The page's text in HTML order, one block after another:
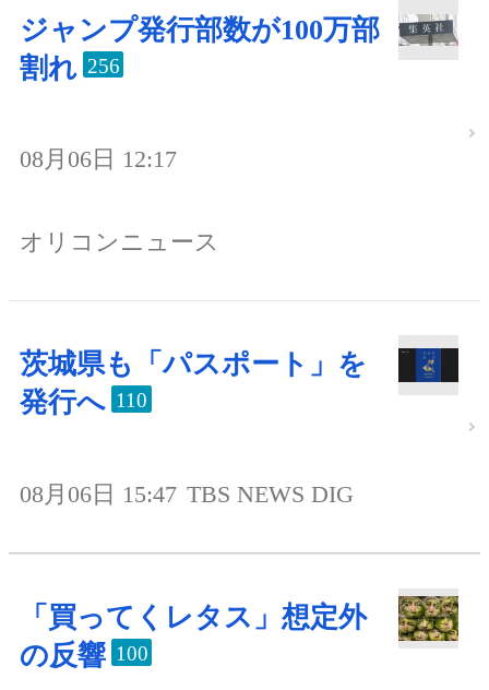
ジャンプ発行部数が100万部
割れ 256
08月06日 12:17
オリコンニュース
茨城県も「パスポート」を
発行へ 110
08月06日 15:47 TBS NEWS DIG
「買ってくレタス」想定外
の反響 100